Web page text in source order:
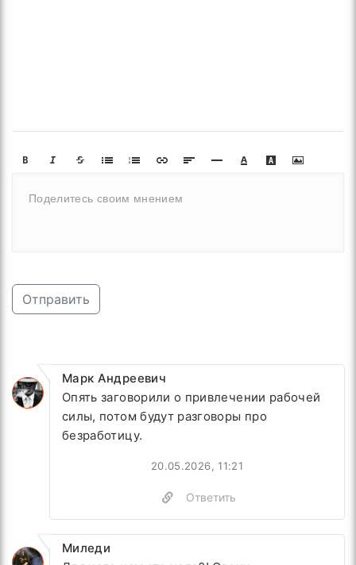
Отправить
Марк Андреевич
Опять заговорили о привлечении рабочей
силы, потом будут разговоры про
безработицу.
20.05.2026, 11:21
Ответить
Миледи